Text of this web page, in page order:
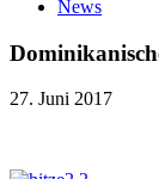
News
27. Juni 2017